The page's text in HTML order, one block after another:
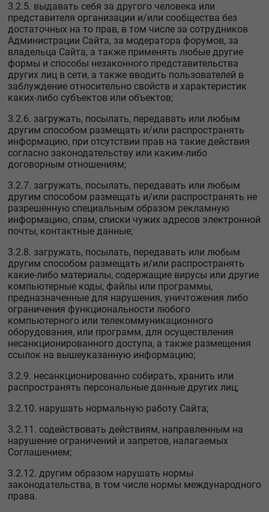
3.2.5. выдавать себя за другого человека или
представителя организации и/или сообщества без
достаточных на то прав, в том числе за сотрудников
Администрации Сайта, за модератора форумов, за
владельца Сайта, а также применять любые другие
формы и способы незаконного представительства
других лиц в сети, а также вводить пользователей в
заблуждение относительно свойств и характеристик
каких-либо субъектов или объектов;
3.2.6. загружать, посылать, передавать или любым
другим способом размещать и/или распространять
информацию, при отсутствии прав на такие действия
согласно законодательству или каким-либо
договорным отношениям;
3.2.7. загружать, посылать, передавать или любым
другим способом размещать и/или распространять не
разрешенную специальным образом рекламную
информацию, спам, списки чужих адресов электронной
почты, контактные данные;
3.2.8. загружать, посылать, передавать или любым
другим способом размещать и/или распространять
какие-либо материалы, содержащие вирусы или другие
компьютерные коды, файлы или программы,
предназначенные для нарушения, уничтожения либо
ограничения функциональности любого
компьютерного или телекоммуникационного
оборудования, или программ, для осуществления
несанкционированного доступа, а также размещения
ссылок на вышеуказанную информацию;
3.2.9. несанкционированно собирать, хранить или
распространять персональные данные других лиц;
3.2.10. нарушать нормальную работу Сайта;
3.2.11. содействовать действиям, направленным на
нарушение ограничений и запретов, налагаемых
Соглашением;
3.2.12. другим образом нарушать нормы
законодательства, в том числе нормы международного
права.